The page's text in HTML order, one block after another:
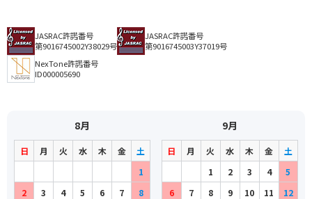
JASRAC許諾番号
第9016745002Y38029号
JASRAC許諾番号
第9016745003Y37019号
NexTone許諾番号
ID000005690
8月
日 月 火 水 木 金
土
1
2
3 4 5 6 7
8
9月
日 月 火 水 木 金
土
1
2 3 4
5
6
7 8 9 10 11
12